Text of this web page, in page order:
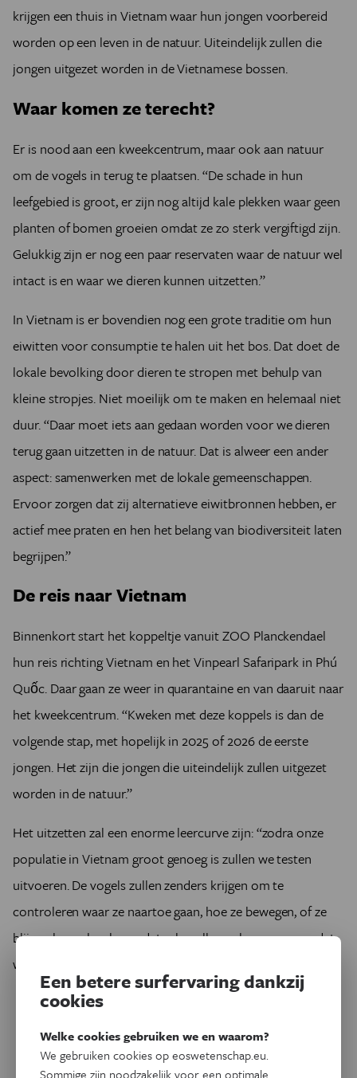
krijgen een thuis in Vietnam waar hun jongen voorbereid
worden op een leven in de natuur. Uiteindelijk zullen die
jongen uitgezet worden in de Vietnamese bossen.
Waar komen ze terecht?
Er is nood aan een kweekcentrum, maar ook aan natuur
om de vogels in terug te plaatsen. “De schade in hun
leefgebied is groot, er zijn nog altijd kale plekken waar geen
planten of bomen groeien omdat ze zo sterk vergiftigd zijn.
Gelukkig zijn er nog een paar reservaten waar de natuur wel
intact is en waar we dieren kunnen uitzetten.”
In Vietnam is er bovendien nog een grote traditie om hun
eiwitten voor consumptie te halen uit het bos. Dat doet de
lokale bevolking door dieren te stropen met behulp van
kleine stropjes. Niet moeilijk om te maken en helemaal niet
duur. “Daar moet iets aan gedaan worden voor we dieren
terug gaan uitzetten in de natuur. Dat is alweer een ander
aspect: samenwerken met de lokale gemeenschappen.
Ervoor zorgen dat zij alternatieve eiwitbronnen hebben, er
actief mee praten en hen het belang van biodiversiteit laten
begrijpen.”
De reis naar Vietnam
Binnenkort start het koppeltje vanuit ZOO Planckendael
hun reis richting Vietnam en het Vinpearl Safaripark in Phú
Quốc. Daar gaan ze weer in quarantaine en van daaruit naar
het kweekcentrum. “Kweken met deze koppels is dan de
volgende stap, met hopelijk in 2025 of 2026 de eerste
jongen. Het zijn die jongen die uiteindelijk zullen uitgezet
worden in de natuur.”
Het uitzetten zal een enorme leercurve zijn: “zodra onze
populatie in Vietnam groot genoeg is zullen we testen
uitvoeren. De vogels zullen zenders krijgen om te
controleren waar ze naartoe gaan, hoe ze bewegen, of ze
blijven leven, kweken,… dat zal er allemaal voor zorgen dat
we onze strategie kunnen aanpassen indien nodig.”
Een betere surfervaring dankzij
cookies
Welke cookies gebruiken we en waarom?
We gebruiken cookies op eoswetenschap.eu.
Sommige zijn noodzakelijk voor een optimale